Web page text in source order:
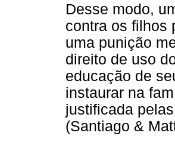
Desse modo,
contra os filhos
uma punição
direito de uso
educação de
instaurar na
justificada
(Santiago &